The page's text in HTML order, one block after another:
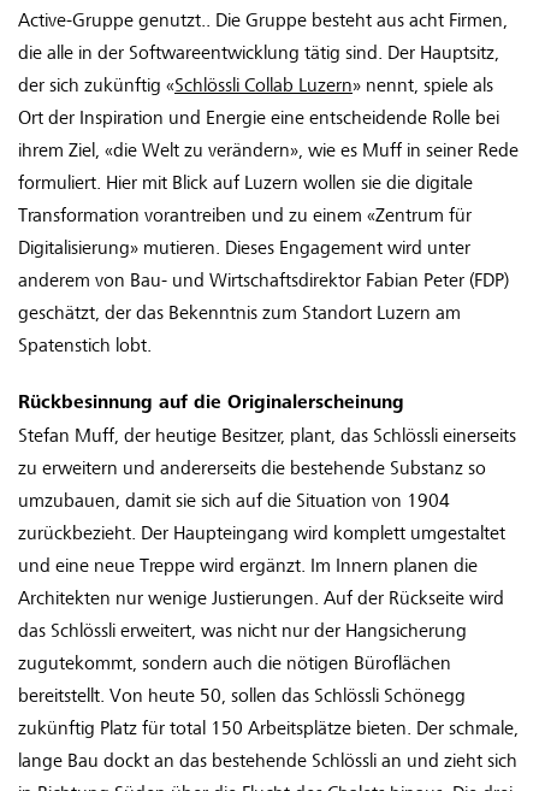
Active-Gruppe genutzt.. Die Gruppe besteht aus acht Firmen,
die alle in der Softwareentwicklung tätig sind. Der Hauptsitz,
der sich zukünftig «Schlössli Collab Luzern» nennt, spiele als
Ort der Inspiration und Energie eine entscheidende Rolle bei
ihrem Ziel, «die Welt zu verändern», wie es Muff in seiner Rede
formuliert. Hier mit Blick auf Luzern wollen sie die digitale
Transformation vorantreiben und zu einem «Zentrum für
Digitalisierung» mutieren. Dieses Engagement wird unter
anderem von Bau- und Wirtschaftsdirektor Fabian Peter (FDP)
geschätzt, der das Bekenntnis zum Standort Luzern am
Spatenstich lobt.
Rückbesinnung auf die Originalerscheinung
Stefan Muff, der heutige Besitzer, plant, das Schlössli einerseits
zu erweitern und andererseits die bestehende Substanz so
umzubauen, damit sie sich auf die Situation von 1904
zurückbezieht. Der Haupteingang wird komplett umgestaltet
und eine neue Treppe wird ergänzt. Im Innern planen die
Architekten nur wenige Justierungen. Auf der Rückseite wird
das Schlössli erweitert, was nicht nur der Hangsicherung
zugutekommt, sondern auch die nötigen Büroflächen
bereitstellt. Von heute 50, sollen das Schlössli Schönegg
zukünftig Platz für total 150 Arbeitsplätze bieten. Der schmale,
lange Bau dockt an das bestehende Schlössli an und zieht sich